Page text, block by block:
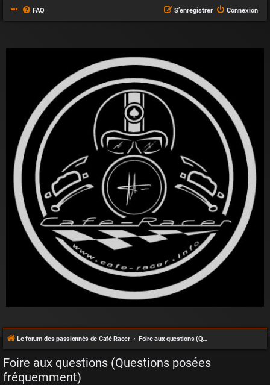
FAQ Connexion
S’enregistrer
Le forum des passionnés de Café Racer Foire aux questions (Questions posées fréquemment)
Foire aux questions (Questions posées
fréquemment)